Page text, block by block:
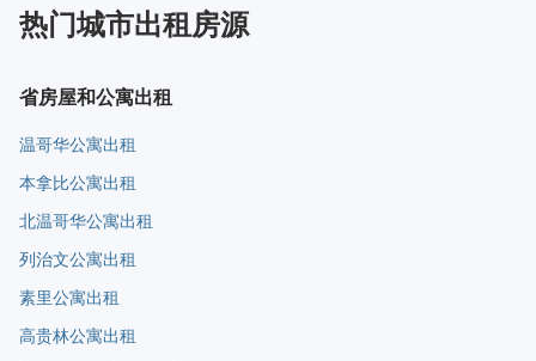
热门城市出租房源
省房屋和公寓出租
温哥华公寓出租
本拿比公寓出租
北温哥华公寓出租
列治文公寓出租
素里公寓出租
高贵林公寓出租